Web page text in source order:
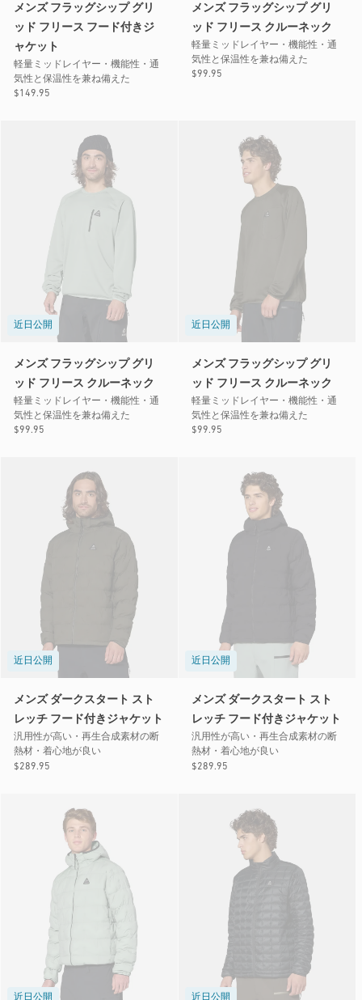
メンズ フラッグシップ グリ
ッド フリース フード付きジ
ャケット
軽量ミッドレイヤー・機能性・通
気性と保温性を兼ね備えた
通
$149.95
メンズ フラッグシップ グリ
ッド フリース クルーネック
軽量ミッドレイヤー・機能性・通
気性と保温性を兼ね備えた
通
$99.95
近日公開
メンズ フラッグシップ グリ
ッド フリース クルーネック
軽量ミッドレイヤー・機能性・通
気性と保温性を兼ね備えた
通
$99.95
近日公開
メンズ フラッグシップ グリ
ッド フリース クルーネック
軽量ミッドレイヤー・機能性・通
気性と保温性を兼ね備えた
通
$99.95
近日公開
メンズ ダークスタート スト
レッチ フード付きジャケット
汎用性が高い・再生合成素材の断
熱材・着心地が良い
通
$289.95
近日公開
メンズ ダークスタート スト
レッチ フード付きジャケット
汎用性が高い・再生合成素材の断
熱材・着心地が良い
通
$289.95
近日公開 近日公開